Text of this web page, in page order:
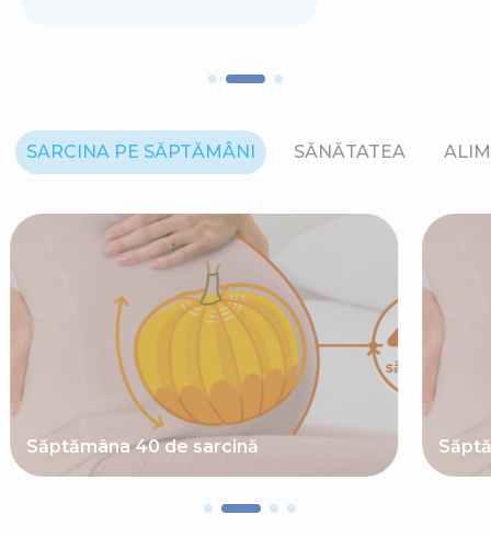
SARCINA PE SĂPTĂMÂNI SĂNĂTATEA
Săptămâna 40 de sarcină